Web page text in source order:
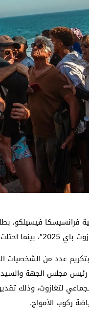
المرتبة الثانية.
عدد من الشخصيات
مجلس الجهة والسيدة
لتغازوت، وذلك
ركوب الأمواج.